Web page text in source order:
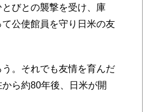
びとの襲撃を受け、庫
公使館員を守り日米の友
。それでも友情を育んだ
ら約80年後、日米が開